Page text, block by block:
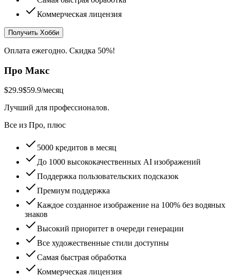
Коммерческая лицензия
Получить Хобби
Оплата ежегодно. Скидка 50%!
Про Макс
$29.9$59.9/месяц
Лучший для профессионалов.
Все из Про, плюс
5000 кредитов в месяц
До 1000 высококачественных AI изображений
Поддержка пользовательских подсказок
Премиум поддержка
Каждое созданное изображение на 100% без водяных
знаков
Высокий приоритет в очереди генерации
Все художественные стили доступны
Самая быстрая обработка
Коммерческая лицензия